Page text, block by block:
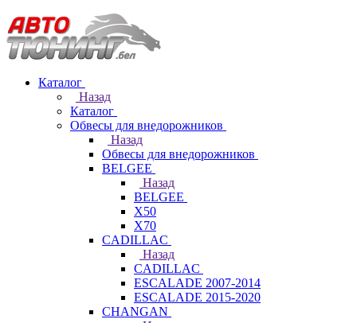
Каталог
Назад
Каталог
Обвесы для внедорожников
Назад
Обвесы для внедорожников
BELGEE
Назад
BELGEE
X50
X70
CADILLAC
Назад
CADILLAC
ESCALADE 2007-2014
ESCALADE 2015-2020
CHANGAN